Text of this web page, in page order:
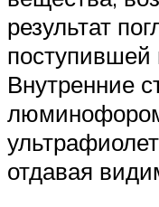
результат
поступившей
Внутренние
отдавая